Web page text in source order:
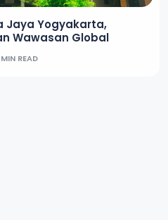
Jaya Yogyakarta,
Wawasan Global
READ